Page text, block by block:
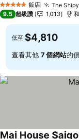
5 星級 飯店 The
9.5 超級讚 1,013
低至 $4,810
查看其他 7 個網站的
Mai House